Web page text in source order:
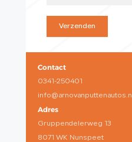
Verzenden
Contact
0341-250401
info@arnovanputtenautos.nl
Adres
Gruppendelerweg 13
8071 WK Nunspeet